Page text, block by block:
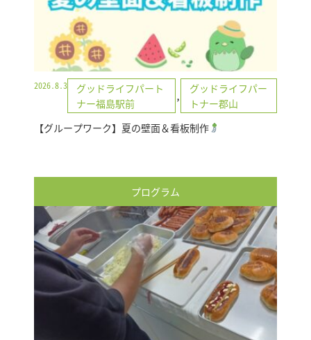
2026.8.3
グッドライフパート
ナー福島駅前
,
グッドライフパー
トナー郡山
【グループワーク】夏の壁面＆看板制作
プログラム